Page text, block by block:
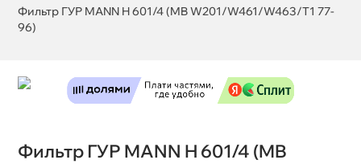
Фильтр ГУР MANN H 601/4 (MB W201/W461/W463/T1 77-
96)
Фильтр ГУР MANN H 601/4 (MB
Бесплатная Завтра, 07.08 (при заказе от 2000₽)
Карта Список